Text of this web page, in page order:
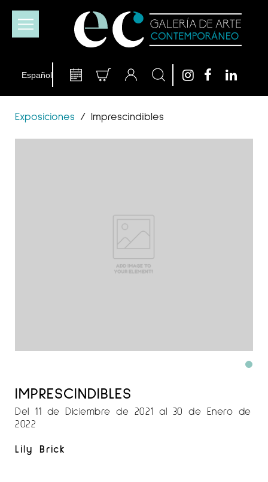
Exposiciones / Imprescindibles
IMPRESCINDIBLES
Del 11 de Diciembre de 2021 al 30 de Enero de
2022
Lily Brick